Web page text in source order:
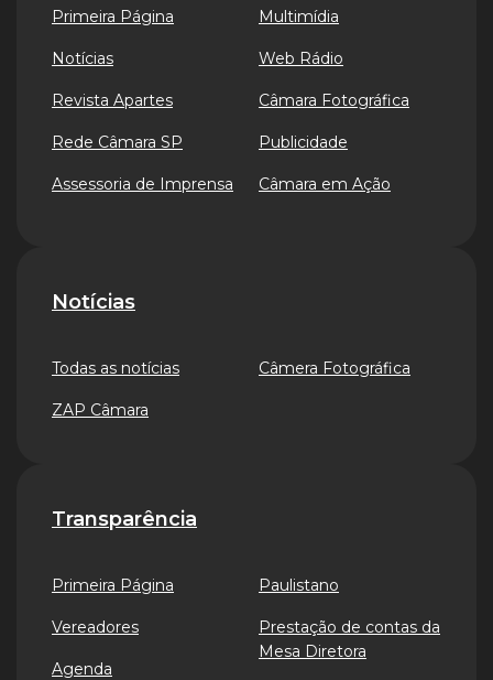
Primeira Página
Notícias
Revista Apartes
Rede Câmara SP
Assessoria de Imprensa
Multimídia
Web Rádio
Câmara Fotográfica
Publicidade
Câmara em Ação
Notícias
Todas as notícias
ZAP Câmara
Câmera Fotográfica
Transparência
Primeira Página
Vereadores
Agenda
Paulistano
Prestação de contas da
Mesa Diretora